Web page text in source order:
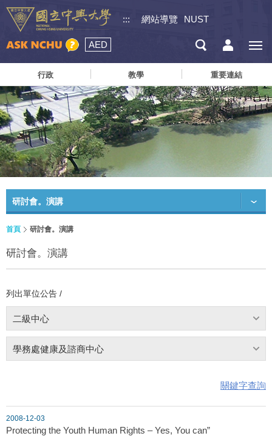
::: 網站導覽 NUST
AED
行政 教學 重要連結
研討會。演講
首頁 研討會。演講
研討會。演講
列出單位公告 /
二級中心
學務處健康及諮商中心
關鍵字查詢
2008-12-03
Protecting the Youth Human Rights – Yes, You can”